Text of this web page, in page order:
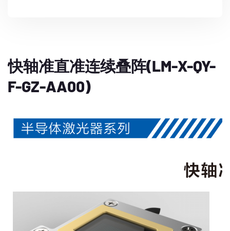
快轴准直准连续叠阵(LM-X-QY-
F-GZ-AA00)